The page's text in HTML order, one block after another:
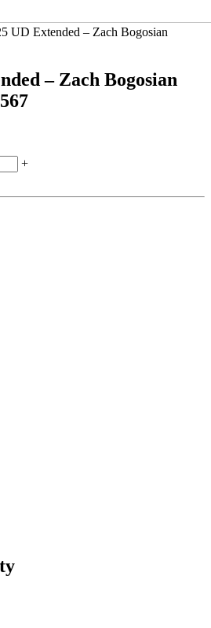
UD Extended – Zach Bogosian
– Zach Bogosian
+